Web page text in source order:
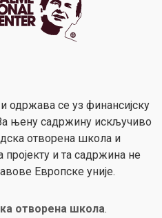
одржава се уз финансијску
њену садржину искључиво
отворена школа и
пројекту и та садржина не
Европске уније.
отворена школа.